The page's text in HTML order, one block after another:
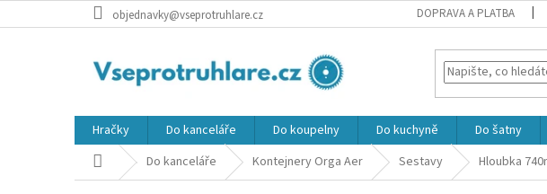
na
objednavky@vseprotruhlare.cz DOPRAVA A PLATBA
Hračky Do kanceláře Do koupelny Do kuchyně Do šatny
Domů Do kanceláře Kontejnery Orga Aer Sestavy Hloubka